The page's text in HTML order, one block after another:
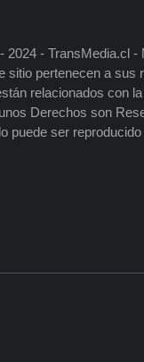
2024 - TransMedia.cl -
sitio pertenecen a sus
relacionados con
Derechos son
puede ser